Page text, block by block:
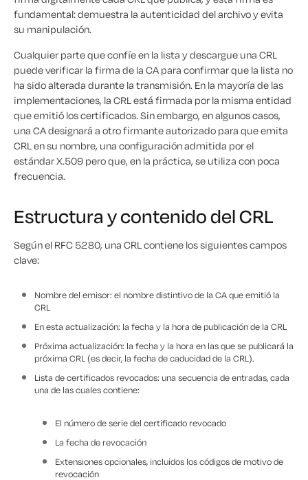
fundamental: demuestra la autenticidad del archivo y evita
su manipulación.
Cualquier parte que confíe en la lista y descargue una CRL
puede verificar la firma de la CA para confirmar que la lista no
ha sido alterada durante la transmisión. En la mayoría de las
implementaciones, la CRL está firmada por la misma entidad
que emitió los certificados. Sin embargo, en algunos casos,
una CA designará a otro firmante autorizado para que emita
CRL en su nombre, una configuración admitida por el
estándar X.509 pero que, en la práctica, se utiliza con poca
frecuencia.
Estructura y contenido del CRL
Según el RFC 5280, una CRL contiene los siguientes campos
clave:
Nombre del emisor: el nombre distintivo de la CA que emitió la
CRL
En esta actualización: la fecha y la hora de publicación de la CRL
Próxima actualización: la fecha y la hora en las que se publicará la
próxima CRL (es decir, la fecha de caducidad de la CRL).
Lista de certificados revocados: una secuencia de entradas, cada
una de las cuales contiene:
El número de serie del certificado revocado
La fecha de revocación
Extensiones opcionales, incluidos los códigos de motivo de
revocación